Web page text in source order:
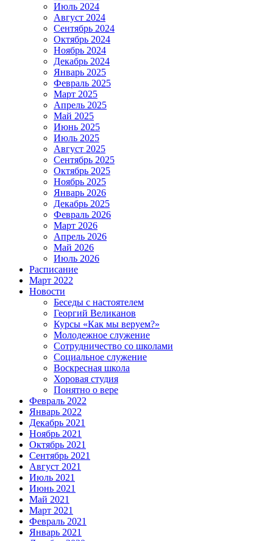
Июль 2024
Август 2024
Сентябрь 2024
Октябрь 2024
Ноябрь 2024
Декабрь 2024
Январь 2025
Февраль 2025
Март 2025
Апрель 2025
Май 2025
Июнь 2025
Июль 2025
Август 2025
Сентябрь 2025
Октябрь 2025
Ноябрь 2025
Январь 2026
Декабрь 2025
Февраль 2026
Март 2026
Апрель 2026
Май 2026
Июль 2026
Расписание
Март 2022
Новости
Беседы с настоятелем
Георгий Великанов
Курсы «Как мы веруем?»
Молодежное служение
Сотрудничество со школами
Социальное служение
Воскресная школа
Хоровая студия
Понятно о вере
Февраль 2022
Январь 2022
Декабрь 2021
Ноябрь 2021
Октябрь 2021
Сентябрь 2021
Август 2021
Июль 2021
Июнь 2021
Май 2021
Март 2021
Февраль 2021
Январь 2021